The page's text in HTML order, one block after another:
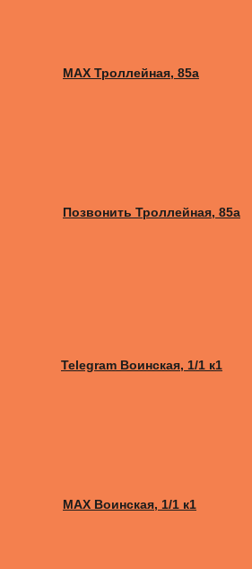
MAX Троллейная, 85а
Позвонить Троллейная, 85а
Telegram Воинская, 1/1 к1
MAX Воинская, 1/1 к1